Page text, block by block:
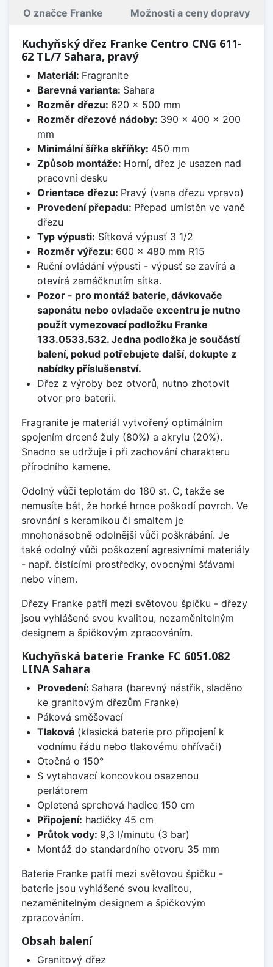
O značce Franke Možnosti a ceny dopravy
Kuchyňský dřez Franke Centro CNG 611-
62 TL/7 Sahara, pravý
Materiál: Fragranite
Barevná varianta: Sahara
Rozměr dřezu: 620 x 500 mm
Rozměr dřezové nádoby: 390 x 400 x 200
mm
Minimální šířka skříňky: 450 mm
Způsob montáže: Horní, dřez je usazen nad
pracovní desku
Orientace dřezu: Pravý (vana dřezu vpravo)
Provedení přepadu: Přepad umístěn ve vaně
dřezu
Typ výpusti: Sítková výpusť 3 1/2
Rozměr výřezu: 600 x 480 mm R15
Ruční ovládání výpusti - výpusť se zavírá a
otevírá zamáčknutím sítka.
Pozor - pro montáž baterie, dávkovače
saponátu nebo ovladače excentru je nutno
použít vymezovací podložku Franke
133.0533.532. Jedna podložka je součástí
balení, pokud potřebujete další, dokupte z
nabídky příslušenství.
Dřez z výroby bez otvorů, nutno zhotovit
otvor pro baterii.
Fragranite je materiál vytvořený optimálním
spojením drcené žuly (80%) a akrylu (20%).
Snadno se udržuje i při zachování charakteru
přírodního kamene.
Odolný vůči teplotám do 180 st. C, takže se
nemusíte bát, že horké hrnce poškodí povrch. Ve
srovnání s keramikou či smaltem je
mnohonásobně odolnější vůči poškrábání. Je
také odolný vůči poškození agresivními materiály
- např. čistícími prostředky, ovocnými šťávami
nebo vínem.
Dřezy Franke patří mezi světovou špičku - dřezy
jsou vyhlášené svou kvalitou, nezaměnitelným
designem a špičkovým zpracováním.
Kuchyňská baterie Franke FC 6051.082
LINA Sahara
Provedení: Sahara (barevný nástřik, sladěno
ke granitovým dřezům Franke)
Páková směšovací
Tlaková(klasická baterie pro připojení k
vodnímu řádu nebo tlakovému ohřívači)
Otočná o 150°
S vytahovací koncovkou osazenou
perlátorem
Opletená sprchová hadice 150 cm
Připojení: hadičky 45 cm
Průtok vody: 9,3 l/minutu (3 bar)
Montáž do standardního otvoru 35 mm
Baterie Franke patří mezi světovou špičku -
baterie jsou vyhlášené svou kvalitou,
nezaměnitelným designem a špičkovým
zpracováním.
Obsah balení
Granitový dřez